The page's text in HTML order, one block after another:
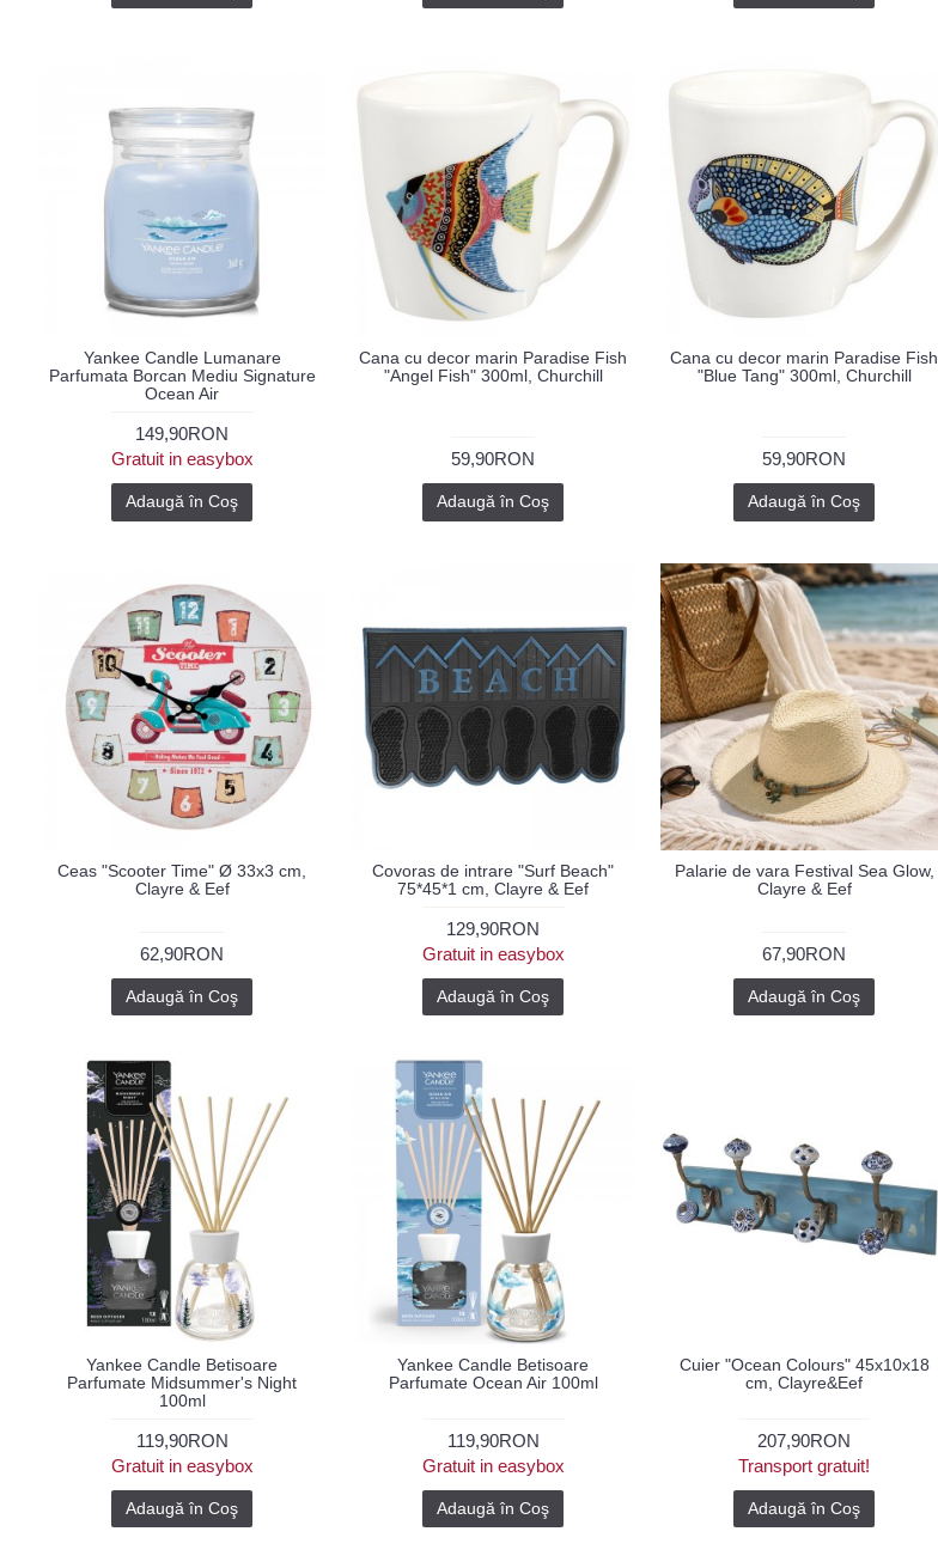
Yankee Candle Lumanare
Parfumata Borcan Mediu Signature
Ocean Air
149,90RON
Gratuit in easybox
Adaugă în Coş
Cana cu decor marin Paradise Fish
"Angel Fish" 300ml, Churchill
59,90RON
Adaugă în Coş
Cana cu decor marin Paradise Fish
"Blue Tang" 300ml, Churchill
59,90RON
Adaugă în Coş
Ceas "Scooter Time" Ø 33x3 cm,
Clayre & Eef
62,90RON
Adaugă în Coş
Covoras de intrare "Surf Beach"
75*45*1 cm, Clayre & Eef
129,90RON
Gratuit in easybox
Adaugă în Coş
Palarie de vara Festival Sea Glow,
Clayre & Eef
67,90RON
Adaugă în Coş
Yankee Candle Betisoare
Parfumate Midsummer's Night
100ml
119,90RON
Gratuit in easybox
Adaugă în Coş
Yankee Candle Betisoare
Parfumate Ocean Air 100ml
119,90RON
Gratuit in easybox
Adaugă în Coş
Cuier "Ocean Colours" 45x10x18
cm, Clayre&Eef
207,90RON
Transport gratuit!
Adaugă în Coş